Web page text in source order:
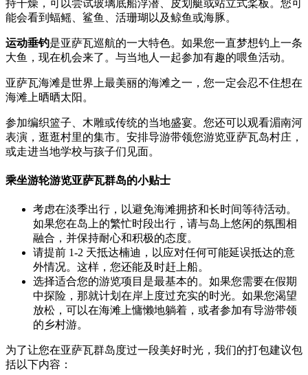
持干燥，可以尝试玻璃底船浮潜、皮划艇或站立式桨板。您可
能会看到蝠鳐、鲨鱼、活珊瑚以及鲸鱼或海豚。
运动垂钓是亚萨瓦巡航的一大特色。如果您一直梦想钓上一条
大鱼，现在机会来了。与当地人一起参加有趣的喂鱼活动。
亚萨瓦海滩是世界上最美丽的海滩之一，您一定会忍不住想在
海滩上晒晒太阳。
参加编织篮子、木雕或传统的当地盛宴。您还可以观看湄南河
表演，逛逛村里的集市。安排导游带领您游览亚萨瓦岛村庄，
或走进当地学校与孩子们见面。
乘坐游轮游览亚萨瓦群岛的小贴士
考虑在淡季出行，以避免海滩拥挤和长时间等待活动。
如果您在岛上的繁忙时段出行，请与岛上悠闲的氛围相
融合，并保持耐心和积极的态度。
请提前 1-2 天抵达楠迪，以应对任何可能延误抵达的意
外情况。这样，您还能及时赶上船。
选择适合您的游览项目是最基本的。如果您需要在假期
中探险，那就计划在岸上度过充实的时光。如果您渴望
放松，可以在海滩上慵懒地躺着，或者参加有导游带领
的乡村游。
为了让您在亚萨瓦群岛度过一段美好时光，我们的打包建议包
括以下内容：